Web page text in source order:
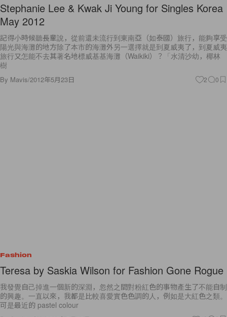
Stephanie Lee & Kwak Ji Young for Singles Korea
May 2012
記得小時候聽長輩說，從前還未流行到東南亞（如泰國）旅行，能夠享受
陽光與海灘的地方除了本市的海灘外另一選擇就是到夏威夷了，到夏威夷
旅行又怎能不去其著名地標威基基海灘（Waikiki）？「水清沙幼，椰林
樹
By Mavis/2012年5月23日 2 0
Fashion
Teresa by Saskia Wilson for Fashion Gone Rogue
我發覺自己掉進一個新的深淵，忽然之間對粉紅色的事物產生了不能自制
的興趣。一直以來，我都是比較喜愛實色色調的人，例如是大紅色之類。
可是最近的 pastel colour